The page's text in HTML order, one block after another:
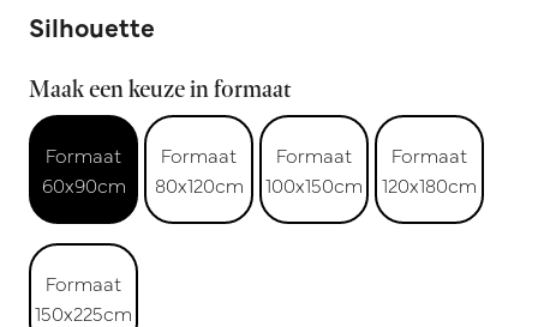
Silhouette
Maak een keuze in formaat
Formaat
60x90cm
Formaat
80x120cm
Formaat
100x150cm
Formaat
120x180cm
Formaat
150x225cm